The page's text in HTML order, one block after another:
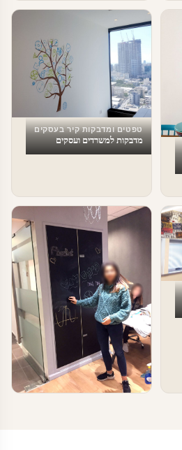
טפטים ומדבקות קיר בעסקים
מדבקות למשרדים ועסקים